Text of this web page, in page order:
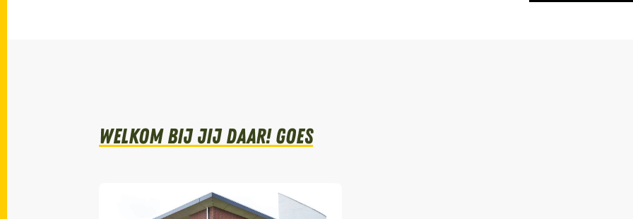
Welkom bij Jij daar! Goes